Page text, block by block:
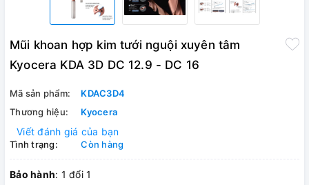
Mũi khoan hợp kim tưới nguội xuyên tâm
Kyocera KDA 3D DC 12.9 - DC 16
Mã sản phẩm:
KDAC3D4
Thương hiệu:
Kyocera
Viết đánh giá của bạn
Tình trạng: Còn hàng
Bảo hành: 1 đổi 1